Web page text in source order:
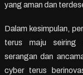
yang aman dan
Dalam kesimpulan,
terus maju seiring
serangan dan
cyber terus